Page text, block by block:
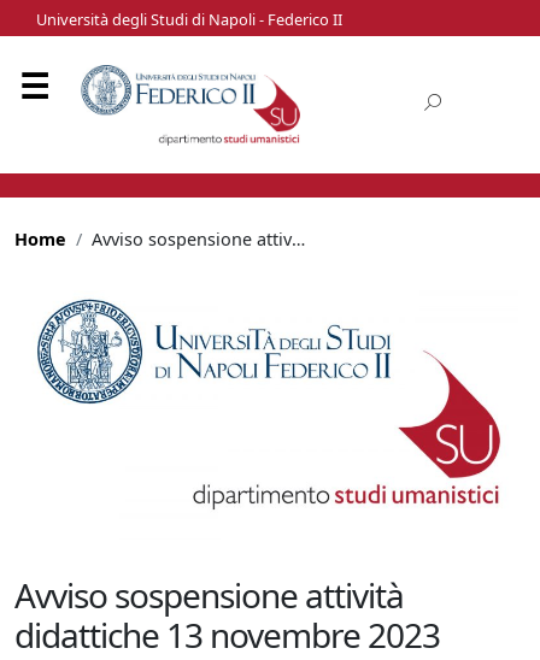
Università degli Studi di Napoli - Federico II
Home Avviso sospensione attività didattiche 13 novembre 2023
Avviso sospensione attività
didattiche 13 novembre 2023